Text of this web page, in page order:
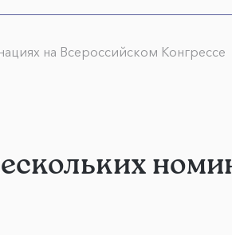
на Всероссийском Конгрессе